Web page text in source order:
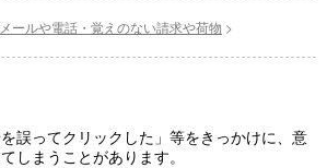
ールや電話・覚えのない請求や荷物 >
誤ってクリックした」等をきっかけに、意
しまうことがあります。